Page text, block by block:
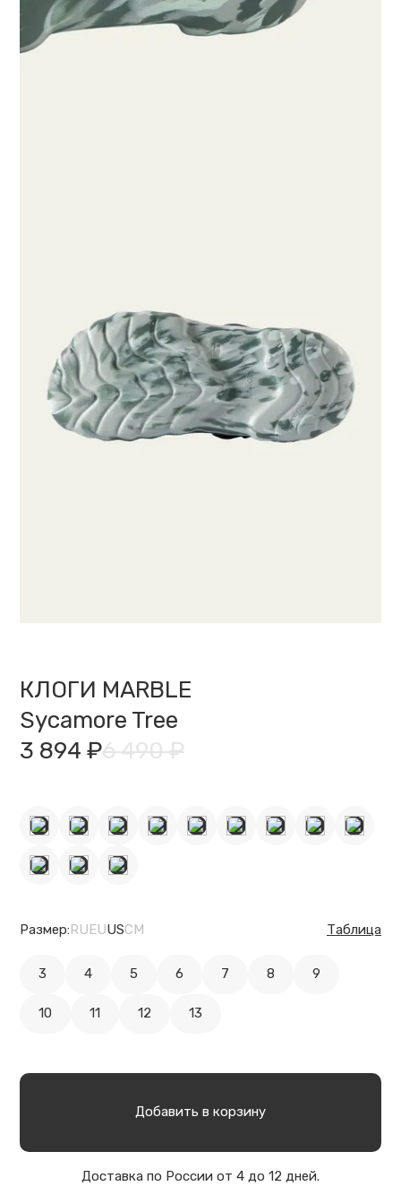
КЛОГИ MARBLE
Sycamore Tree
3 894 ₽6 490 ₽
Размер:RUEUUSCM Таблица
3 4 5 6 7 8 9
10 11 12 13
Добавить в корзину
Доставка по России от 4 до 12 дней.